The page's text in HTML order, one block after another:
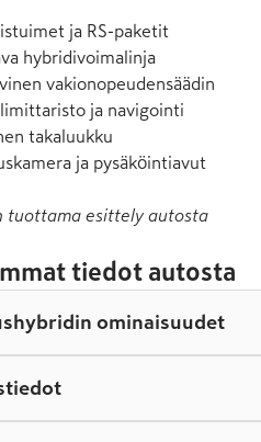
ja RS-paketit
hybridivoimalinja
vakionopeudensäädin
ja navigointi
takaluukku
ja pysäköintiavut
tuottama esittely autosta
tiedot autosta
ominaisuudet